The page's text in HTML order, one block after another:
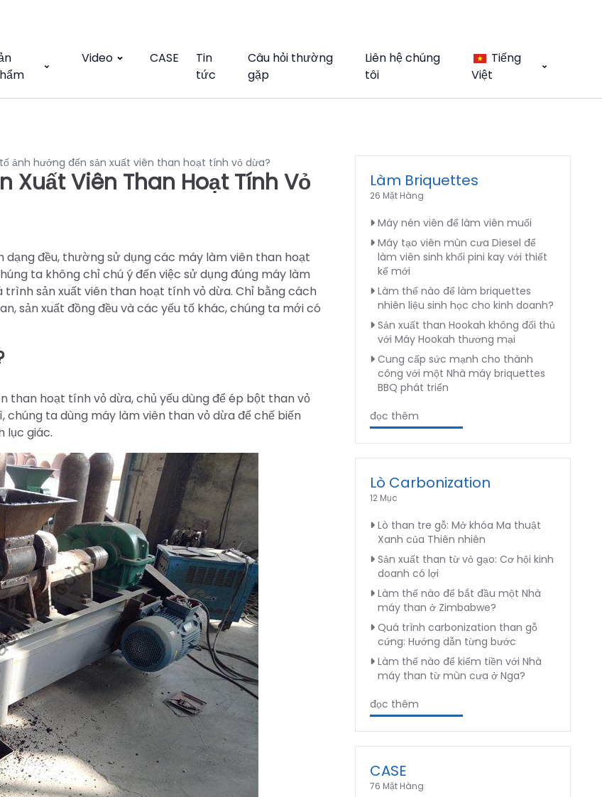
Video CASE
Tin
tức
Câu hỏi thường
gặp
Liên hệ chúng
tôi
Tiếng
Việt
ảnh hưởng đến sản xuất viên than hoạt tính vỏ dừa?
Xuất Viên Than Hoạt Tính Vỏ
đều, thường sử dụng các máy làm viên than hoạt
ta không chỉ chú ý đến việc sử dụng đúng máy làm
sản xuất viên than hoạt tính vỏ dừa. Chỉ bằng cách
sản xuất đồng đều và các yếu tố khác, chúng ta mới có
than hoạt tính vỏ dừa, chủ yếu dùng để ép bột than vỏ
ta dùng máy làm viên than vỏ dừa để chế biến
lục giác.
Làm Briquettes
26 Mặt Hàng
Máy nén viên để làm viên muối
Máy tạo viên mùn cưa Diesel để
làm viên sinh khối pini kay với thiết
kế mới
Làm thế nào để làm briquettes
nhiên liệu sinh học cho kinh doanh?
Sản xuất than Hookah không đối thủ
với Máy Hookah thương mại
Cung cấp sức mạnh cho thành
công với một Nhà máy briquettes
BBQ phát triển
đọc thêm
Lò Carbonization
12 Mục
Lò than tre gỗ: Mở khóa Ma thuật
Xanh của Thiên nhiên
Sản xuất than từ vỏ gạo: Cơ hội kinh
doanh có lợi
Làm thế nào để bắt đầu một Nhà
máy than ở Zimbabwe?
Quá trình carbonization than gỗ
cứng: Hướng dẫn từng bước
Làm thế nào để kiếm tiền với Nhà
máy than từ mùn cưa ở Nga?
đọc thêm
CASE
76 Mặt Hàng